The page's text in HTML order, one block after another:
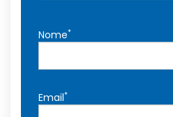
Nome*
Email*